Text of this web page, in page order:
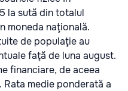
la sută din totalul
moneda naţională.
de populaţie au
faţă de luna august.
financiare, de aceea
medie ponderată a